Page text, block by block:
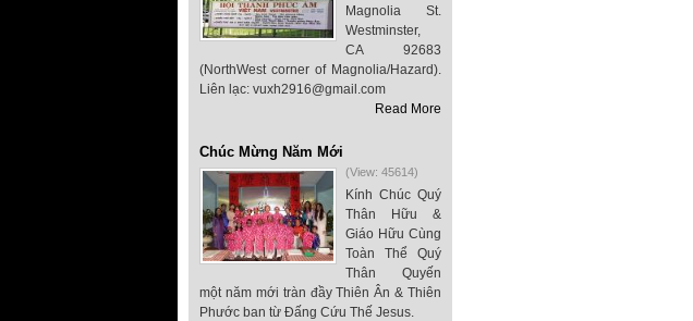
Magnolia St.
Westminster,
CA 92683
(NorthWest corner of Magnolia/Hazard).
Liên lạc: vuxh2916@gmail.com
Read More
Chúc Mừng Năm Mới
(View: 45614)
Kính Chúc Quý
Thân Hữu &
Giáo Hữu Cùng
Toàn Thể Quý
Thân Quyến
một năm mới tràn đầy Thiên Ân & Thiên
Phước ban từ Đấng Cứu Thế Jesus.